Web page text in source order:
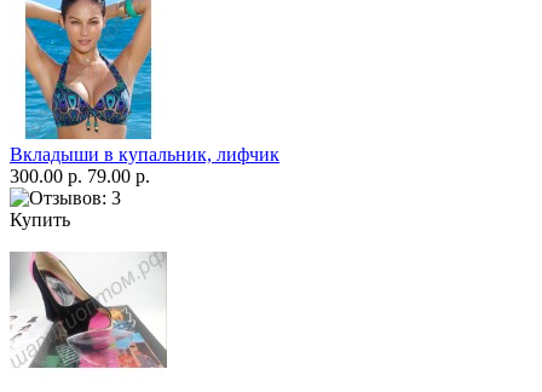
Вкладыши в купальник, лифчик
300.00 р. 79.00 р.
Купить